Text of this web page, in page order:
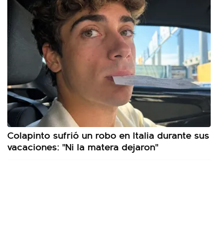
Colapinto sufrió un robo en Italia durante sus
vacaciones: "Ni la matera dejaron"